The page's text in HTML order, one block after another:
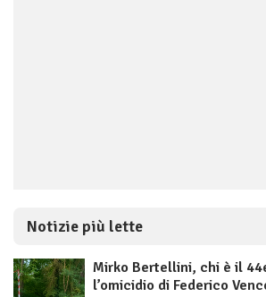
Notizie più lette
Mirko Bertellini, chi è il
l’omicidio di Federico